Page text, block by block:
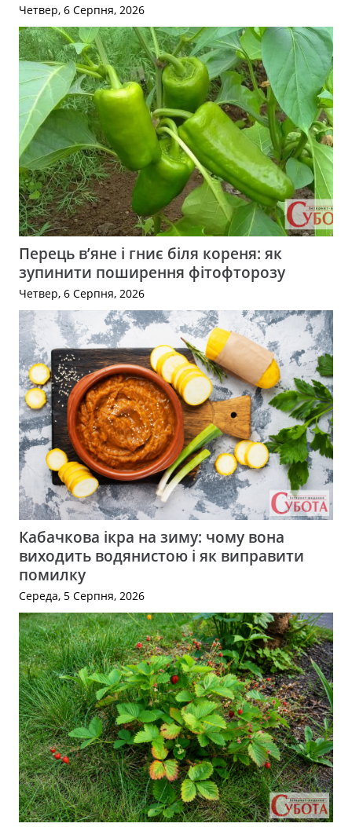
Четвер, 6 Серпня, 2026
Перець в’яне і гниє біля кореня: як
зупинити поширення фітофторозу
Четвер, 6 Серпня, 2026
Кабачкова ікра на зиму: чому вона
виходить водянистою і як виправити
помилку
Середа, 5 Серпня, 2026